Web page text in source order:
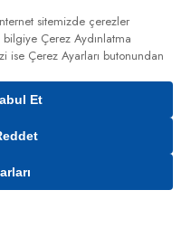
Ver
sitemizde çerezler
bilgiye Çerez Aydınlatma
ise Çerez Ayarları butonundan
Et